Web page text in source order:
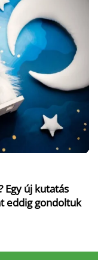
Egy új kutatás
eddig gondoltuk